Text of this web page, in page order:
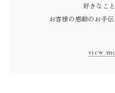
好きなこ
お客様の感動のお手
view